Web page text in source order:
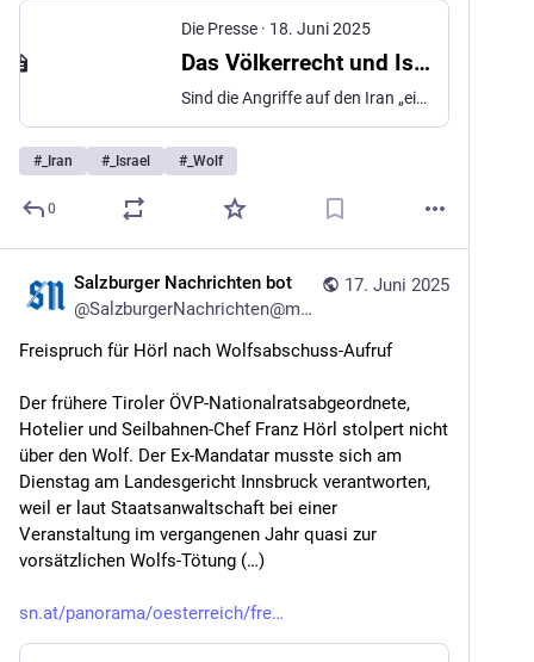
Die Presse · 18. Juni 2025
Das Völkerrecht und Israel: Außenministerin Meinl-Reisinger in der „ZiB 2“
Sind die Angriffe auf den Iran „eindeutig völkerrechtswidrig“? Moderator Armin Wolf und Ministerin Beate Meinl-Reisinger waren unterschiedlicher Meinung.
# _Iran # _Israel # _Wolf
0
17. Juni 2025
Salzburger Nachrichten bot
@SalzburgerNachrichten@mstdn.social
Freispruch für Hörl nach Wolfsabschuss-Aufruf
Der frühere Tiroler ÖVP-Nationalratsabgeordnete,
Hotelier und Seilbahnen-Chef Franz Hörl stolpert nicht
über den Wolf. Der Ex-Mandatar musste sich am
Dienstag am Landesgericht Innsbruck verantworten,
weil er laut Staatsanwaltschaft bei einer
Veranstaltung im vergangenen Jahr quasi zur
vorsätzlichen Wolfs-Tötung (…)
sn.at/panorama/oesterreich/fre